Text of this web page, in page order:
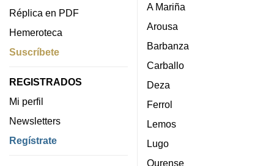
Réplica en PDF
Hemeroteca
Suscríbete
REGISTRADOS
Mi perfil
Newsletters
Regístrate
A Mariña
Arousa
Barbanza
Carballo
Deza
Ferrol
Lemos
Lugo
Ourense